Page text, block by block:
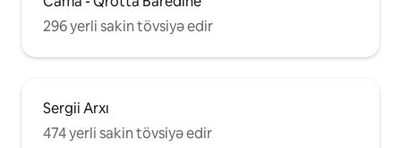
296 yerli sakin tövsiyə edir
Sergii Arxı
474 yerli sakin tövsiyə edir